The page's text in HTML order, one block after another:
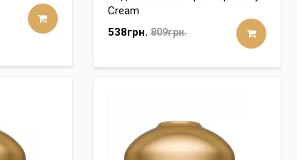
Cream
538грн. 809грн.